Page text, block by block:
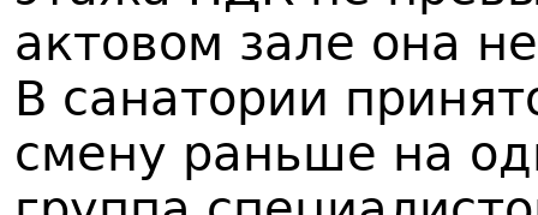
актовом зале она
В санатории
смену раньше на